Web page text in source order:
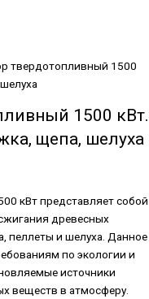
твердотопливный 1500
1500 кВт.
щепа, шелуха
кВт представляет собой
древесных
пеллеты и шелуха. Данное
по экологии и
источники
веществ в атмосферу.